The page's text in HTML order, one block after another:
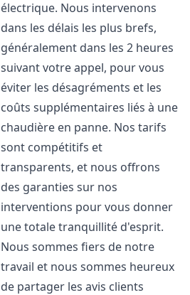
électrique. Nous intervenons
dans les délais les plus brefs,
généralement dans les 2 heures
suivant votre appel, pour vous
éviter les désagréments et les
coûts supplémentaires liés à une
chaudière en panne. Nos tarifs
sont compétitifs et
transparents, et nous offrons
des garanties sur nos
interventions pour vous donner
une totale tranquillité d'esprit.
Nous sommes fiers de notre
travail et nous sommes heureux
de partager les avis clients